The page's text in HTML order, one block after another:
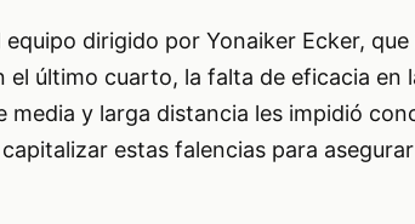
equipo dirigido por Yonaiker Ecker,
el último cuarto, la falta de eficacia en
media y larga distancia les impidió
estas falencias para